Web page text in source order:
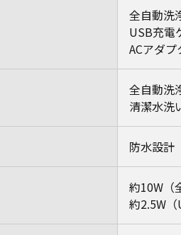
全自動洗
USB充電
ACアダ
全自動洗
清潔水洗
防水設計
約10W（
約2.5W（